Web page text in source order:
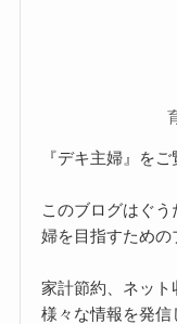
『デキ主婦』を
このブログはぐ
婦を目指すための
家計節約、ネット
様々な情報を発信